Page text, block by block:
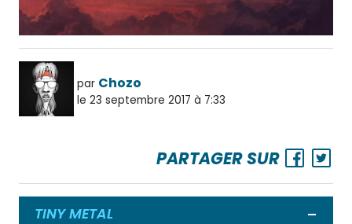
par Chozo
le 23 septembre 2017 à 7:33
PARTAGER SUR
TINY METAL